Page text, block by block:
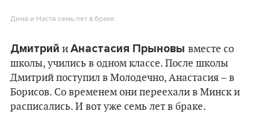
Дима и Настя семь лет в браке.
Дмитрий и Анастасия Прыновы вместе со
школы, учились в одном классе. После школы
Дмитрий поступил в Молодечно, Анастасия – в
Борисов. Со временем они переехали в Минск и
расписались. И вот уже семь лет в браке.